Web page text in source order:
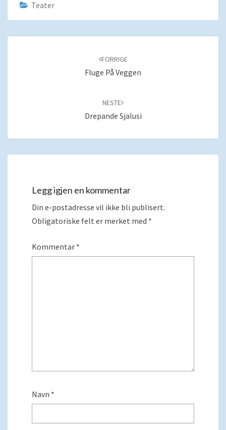
Teater
FORRIGE
Fluge På Veggen
NESTE
Drepande Sjalusi
Legg igjen en kommentar
Din e-postadresse vil ikke bli publisert.
Obligatoriske felt er merket med *
Kommentar *
Navn *